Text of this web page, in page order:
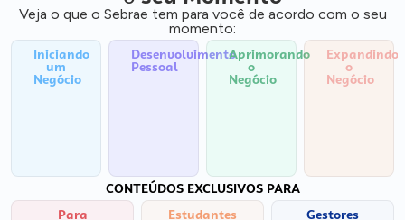
Veja o que o Sebrae tem para você de acordo com o seu
momento:
Iniciando
um
Negócio
Desenvolvimento
Pessoal
Aprimorando
o
Negócio
Expandindo
o
Negócio
CONTEÚDOS EXCLUSIVOS PARA
Para
Estudantes Gestores